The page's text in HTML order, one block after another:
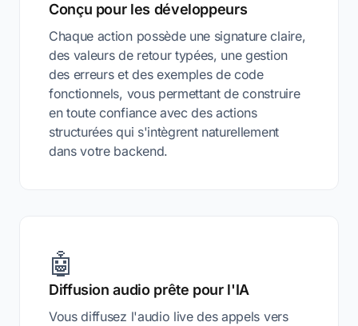
Conçu pour les développeurs
Chaque action possède une signature claire,
des valeurs de retour typées, une gestion
des erreurs et des exemples de code
fonctionnels, vous permettant de construire
en toute confiance avec des actions
structurées qui s'intègrent naturellement
dans votre backend.
🤖
Diffusion audio prête pour l'IA
Vous diffusez l'audio live des appels vers